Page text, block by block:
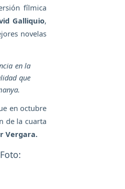
fílmica
Galliquio,
novelas
en la
que
en octubre
de la cuarta
Vergara.